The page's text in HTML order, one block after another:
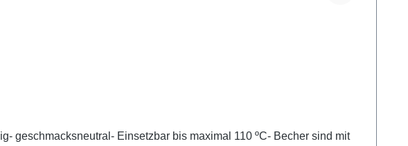
geschmacksneutral- Einsetzbar bis maximal 110 ºC- Becher sind mit